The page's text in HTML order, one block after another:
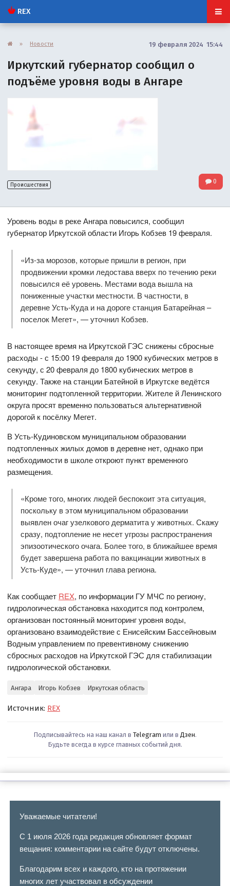
REX
» Новости 19 февраля 2024 15:44
Иркутский губернатор сообщил о
подъёме уровня воды в Ангаре
Происшествия 0
Уровень воды в реке Ангара повысился, сообщил
губернатор Иркутской области Игорь Кобзев 19 февраля.
«Из-за морозов, которые пришли в регион, при
продвижении кромки ледостава вверх по течению реки
повысился её уровень. Местами вода вышла на
пониженные участки местности. В частности, в
деревне Усть-Куда и на дороге станция Батарейная –
поселок Мегет», — уточнил Кобзев.
В настоящее время на Иркутской ГЭС снижены сбросные
расходы - с 15:00 19 февраля до 1900 кубических метров в
секунду, с 20 февраля до 1800 кубических метров в
секунду. Также на станции Батейной в Иркутске ведётся
мониторинг подтопленной территории. Жителе й Ленинского
округа просят временно пользоваться альтернативной
дорогой к посёлку Мегет.
В Усть-Кудиновском муниципальном образовании
подтопленных жилых домов в деревне нет, однако при
необходимости в школе откроют пункт временного
размещения.
«Кроме того, многих людей беспокоит эта ситуация,
поскольку в этом муниципальном образовании
выявлен очаг узелкового дерматита у животных. Скажу
сразу, подтопление не несет угрозы распространения
эпизоотического очага. Более того, в ближайшее время
будет завершена работа по вакцинации животных в
Усть-Куде», — уточнил глава региона.
Как сообщает REX, по информации ГУ МЧС по региону,
гидрологическая обстановка находится под контролем,
организован постоянный мониторинг уровня воды,
организовано взаимодействие с Енисейским Бассейновым
Водным управлением по превентивному снижению
сбросных расходов на Иркутской ГЭС для стабилизации
гидрологической обстановки.
Ангара Игорь Кобзев Иркутская область
Источник: REX
Подписывайтесь на наш канал в Telegram или в Дзен.
Будьте всегда в курсе главных событий дня.
Уважаемые читатели!
С 1 июля 2026 года редакция обновляет формат
вещания: комментарии на сайте будут отключены.
Благодарим всех и каждого, кто на протяжении
многих лет участвовал в обсуждении